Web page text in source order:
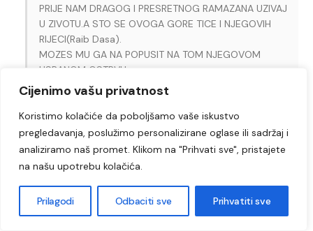
Cijenimo vašu privatnost
Koristimo kolačiće da poboljšamo vaše iskustvo
pregledavanja, poslužimo personalizirane oglase ili sadržaj i
analiziramo naš promet. Klikom na "Prihvati sve", pristajete
na našu upotrebu kolačića.
Prilagodi Odbaciti sve Prihvatiti sve
PRIJE NAM DRAGOG I PRESRETNOG RAMAZANA UZIVAJ
U ZIVOTU.A STO SE OVOGA GORE TICE I NJEGOVIH
RIJECI(Raib Dasa).
MOZES MU GA NA POPUSIT NA TOM NJEGOVOM
USRANOM OSTRVU.
SIKTER NEVJERNICE I OTPADNICE
Real
Reply toSUPERHICK 10 years ago
0 0
Direktor 10 years ago